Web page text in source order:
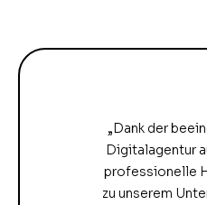
„Dank der
Digitalagentur
professionelle
zu unserem